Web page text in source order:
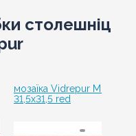
столешніц
мозаїка Vidrepur Moon
31,5x31,5 red